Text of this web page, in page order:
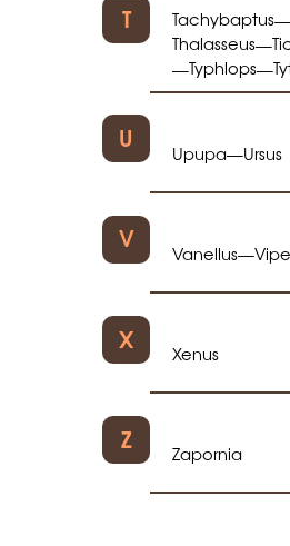
T Tachybaptus—
Thalasseus—
—Typhlops—
U Upupa—Ursus
V Vanellus—
X Xenus
Z Zapornia